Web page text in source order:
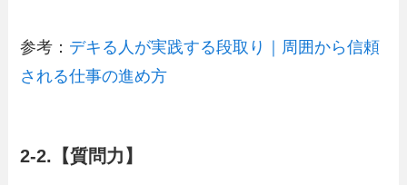
参考： デキる人が実践する段取り｜周囲から信頼
される仕事の進め方
2-2.【質問力】